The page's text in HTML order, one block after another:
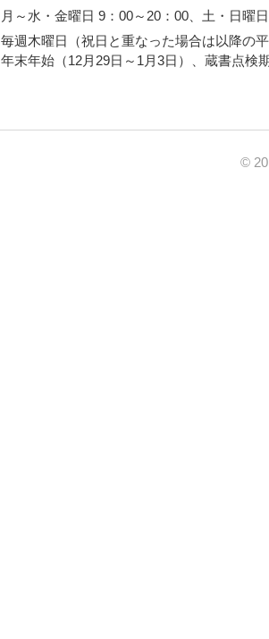
月～水・金曜日 9：00～20：00、土・日曜
毎週木曜日（祝日と重なった場合は以降の
年末年始（12月29日～1月3日）、蔵書点検
©